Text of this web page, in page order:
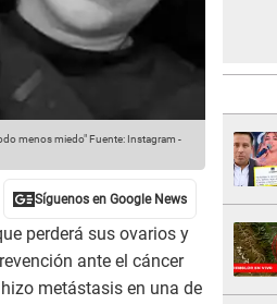
menos miedo" Fuente: Instagram -
perderá sus ovarios y
ante el cáncer
metástasis en una de